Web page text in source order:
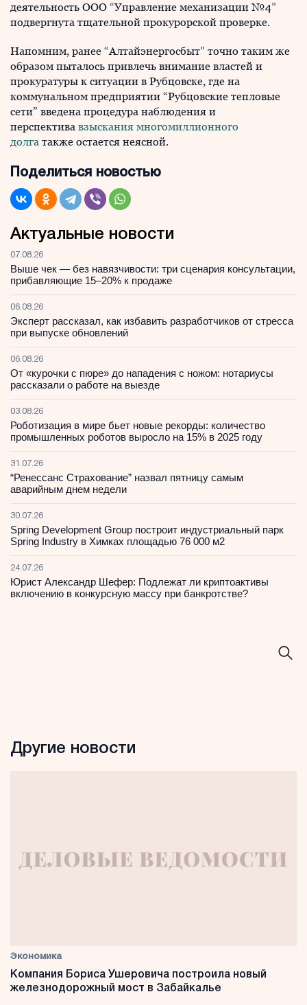
деятельность ООО “Управление механизации №4”
подвергнута тщательной прокурорской проверке.
Напомним, ранее “Алтайэнергосбыт” точно таким же
образом пыталось привлечь внимание властей и
прокуратуры к ситуации в Рубцовске, где на
коммунальном предприятии “Рубцовские тепловые
сети” введена процедура наблюдения и
перспектива взыскания многомиллионного
долга также остается неясной.
Поделиться новостью
Актуальные новости
07.08.26
Выше чек — без навязчивости: три сценария консультации,
прибавляющие 15–20% к продаже
06.08.26
Эксперт рассказал, как избавить разработчиков от стресса
при выпуске обновлений
06.08.26
От «курочки с пюре» до нападения с ножом: нотариусы
рассказали о работе на выезде
03.08.26
Роботизация в мире бьет новые рекорды: количество
промышленных роботов выросло на 15% в 2025 году
31.07.26
“Ренессанс Страхование” назвал пятницу самым
аварийным днем недели
30.07.26
Spring Development Group построит индустриальный парк
Spring Industry в Химках площадью 76 000 м2
24.07.26
Юрист Александр Шефер: Подлежат ли криптоактивы
включению в конкурсную массу при банкротстве?
Другие новости
Экономика
Компания Бориса Ушеровича построила новый
железнодорожный мост в Забайкалье